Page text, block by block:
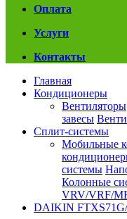
Оплата
Услуги
Контакты
Главная
Кондиционеры
Вентиляторы
завесы
Сплит-системы
Мобильные
системы
Колонные
VRV/VRF/
DAIKIN